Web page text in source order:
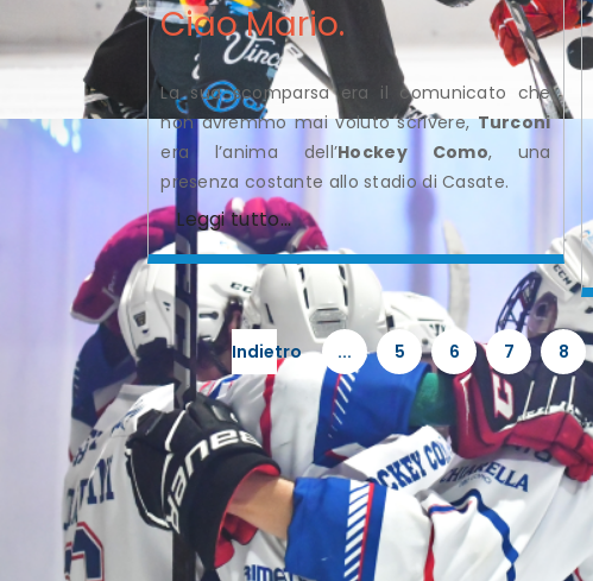
Ciao Mario.
La sua scomparsa era il comunicato che
non avremmo mai voluto scrivere,Turconi
era l’anima dell’Hockey Como, una
presenza costante allo stadio di Casate.
Leggi tutto...
Indietro ... 5 6 7 8